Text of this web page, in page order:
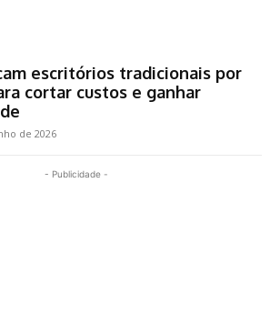
escritórios tradicionais por
cortar custos e ganhar
de 2026
- Publicidade -